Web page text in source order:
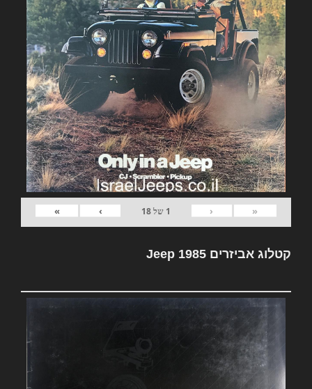
«
‹
1 של18
›
»
קטלוג אביזרים Jeep 1985